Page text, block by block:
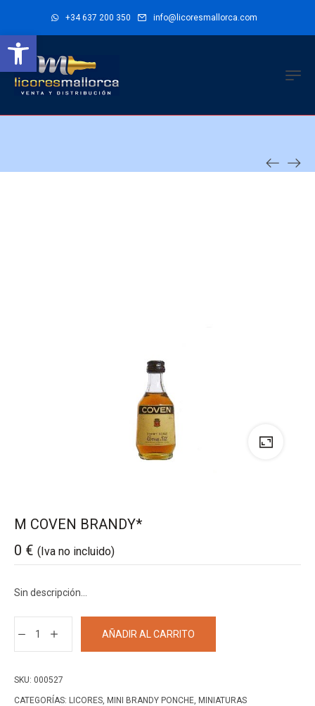
Abrir barra de herramientas
+34 637 200 350 info@licoresmallorca.com
M COVEN BRANDY*
0 € (Iva no incluido)
Sin descripción…
cantidad
AÑADIR AL CARRITO
SKU: 000527
CATEGORÍAS: LICORES, MINI BRANDY PONCHE, MINIATURAS